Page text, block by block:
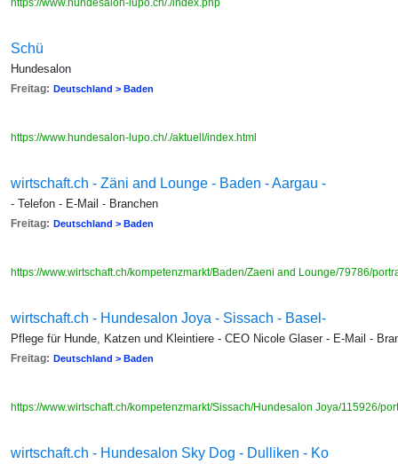
https://www.hundesalon-lupo.ch/./index.php
Schü
Hundesalon
Freitag: Deutschland > Baden
https://www.hundesalon-lupo.ch/./aktuell/index.html
wirtschaft.ch - Zäni and Lounge - Baden - Aargau -
- Telefon - E-Mail - Branchen
Freitag: Deutschland > Baden
https://www.wirtschaft.ch/kompetenzmarkt/Baden/Zaeni and Lounge/79786/
wirtschaft.ch - Hundesalon Joya - Sissach - Basel-
Pflege für Hunde, Katzen und Kleintiere - CEO Nicole Glaser - E-Mail -
Freitag: Deutschland > Baden
https://www.wirtschaft.ch/kompetenzmarkt/Sissach/Hundesalon Joya/115926/
wirtschaft.ch - Hundesalon Sky Dog - Dulliken - Ko